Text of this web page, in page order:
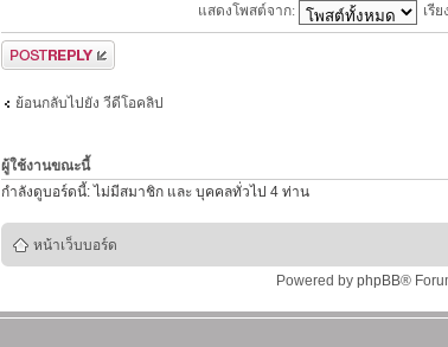
แสดงโพสต์จาก: เรี
ตอบกระทู้
ย้อนกลับไปยัง วีดีโอคลิป
ผู้ใช้งานขณะนี้
กำลังดูบอร์ดนี้: ไม่มีสมาชิก และ บุคคลทั่วไป 4 ท่าน
หน้าเว็บบอร์ด
Powered by phpBB®